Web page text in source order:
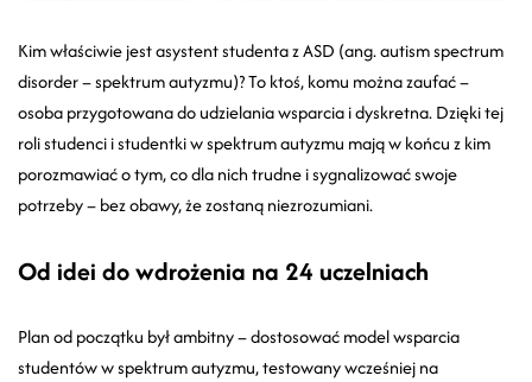
Kim właściwie jest asystent studenta z ASD (ang. autism spectrum
disorder – spektrum autyzmu)? To ktoś, komu można zaufać –
osoba przygotowana do udzielania wsparcia i dyskretna. Dzięki tej
roli studenci i studentki w spektrum autyzmu mają w końcu z kim
porozmawiać o tym, co dla nich trudne i sygnalizować swoje
potrzeby – bez obawy, że zostaną niezrozumiani.
Od idei do wdrożenia na 24 uczelniach
Plan od początku był ambitny – dostosować model wsparcia
studentów w spektrum autyzmu, testowany wcześniej na